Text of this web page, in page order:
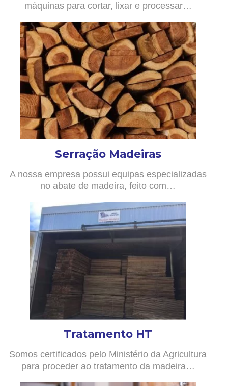
máquinas para cortar, lixar e processar…
Serração Madeiras
A nossa empresa possui equipas especializadas
no abate de madeira, feito com…
Tratamento HT
Somos certificados pelo Ministério da Agricultura
para proceder ao tratamento da madeira…